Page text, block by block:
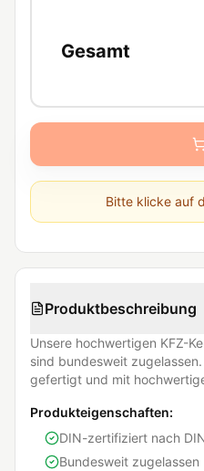
Gesamt
Bitte klicke auf
Produktbeschreibung
Unsere hochwertigen KFZ-
sind bundesweit
gefertigt und mit
Produkteigenschaften:
DIN-zertifiziert nach
Bundesweit zugelassen